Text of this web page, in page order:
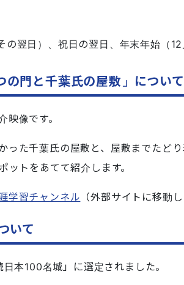
翌日）、祝日の翌日、年末年始（12
門と千葉氏の屋敷」について
像です。
った千葉氏の屋敷と、屋敷までたど
トをあてて紹介します。
学習チャンネル （外部サイトに移動し
いて
本100名城」に選定されました。